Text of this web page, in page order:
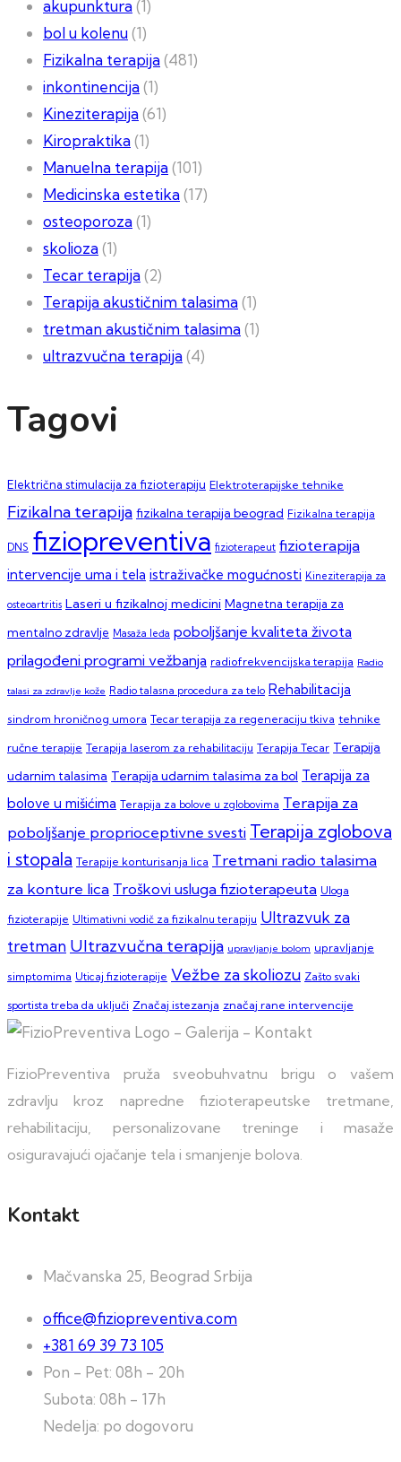
akupunktura(1)
bol u kolenu(1)
Fizikalna terapija(481)
inkontinencija(1)
Kineziterapija(61)
Kiropraktika(1)
Manuelna terapija(101)
Medicinska estetika(17)
osteoporoza(1)
skolioza(1)
Tecar terapija(2)
Terapija akustičnim talasima(1)
tretman akustičnim talasima(1)
ultrazvučna terapija(4)
Tagovi
Električna stimulacija za fizioterapiju Elektroterapijske tehnike
Fizikalna terapija fizikalna terapija beograd Fizikalna terapija
DNS fiziopreventiva fizioterapeut fizioterapija
intervencije uma i tela istraživačke mogućnosti Kineziterapija za
osteoartritis Laseri u fizikalnoj medicini Magnetna terapija za
mentalno zdravlje Masaža leđa poboljšanje kvaliteta života
prilagođeni programi vežbanja radiofrekvencijska terapija Radio
talasi za zdravlje kože Radio talasna procedura za telo Rehabilitacija
sindrom hroničnog umora Tecar terapija za regeneraciju tkiva tehnike
ručne terapije Terapija laserom za rehabilitaciju Terapija Tecar Terapija
udarnim talasima Terapija udarnim talasima za bol Terapija za
bolove u mišićima Terapija za bolove u zglobovima Terapija za
poboljšanje proprioceptivne svesti Terapija zglobova
i stopala Terapije konturisanja lica Tretmani radio talasima
za konture lica Troškovi usluga fizioterapeuta Uloga
fizioterapije Ultimativni vodič za fizikalnu terapiju Ultrazvuk za
tretman Ultrazvučna terapija upravljanje bolom upravljanje
simptomima Uticaj fizioterapije Vežbe za skoliozu Zašto svaki
sportista treba da uključi Značaj istezanja značaj rane intervencije
FizioPreventiva pruža sveobuhvatnu brigu o vašem
zdravlju kroz napredne fizioterapeutske tretmane,
rehabilitaciju, personalizovane treninge i masaže
osiguravajući ojačanje tela i smanjenje bolova.
Kontakt
Mačvanska 25, Beograd Srbija
office@fiziopreventiva.com
+381 69 39 73 105
Pon - Pet: 08h - 20h
Subota: 08h - 17h
Nedelja: po dogovoru